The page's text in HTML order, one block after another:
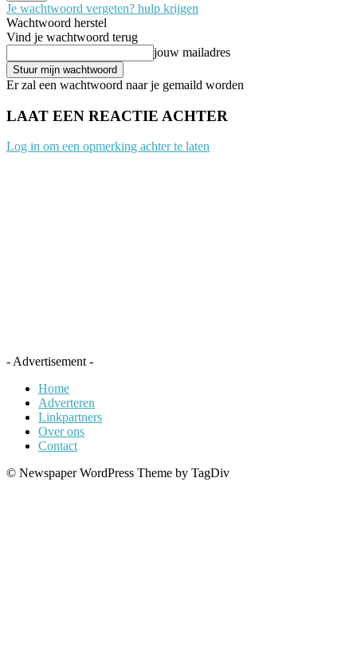
Je wachtwoord vergeten? hulp krijgen
Wachtwoord herstel
Vind je wachtwoord terug
jouw mailadres
Er zal een wachtwoord naar je gemaild worden
LAAT EEN REACTIE ACHTER
Log in om een opmerking achter te laten
- Advertisement -
Home
Adverteren
Linkpartners
Over ons
Contact
© Newspaper WordPress Theme by TagDiv